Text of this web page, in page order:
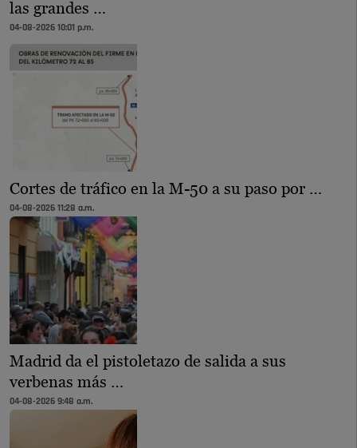
las grandes …
04-08-2026 10:01 p.m.
Cortes de tráfico en la M-50 a su paso por …
04-08-2026 11:28 a.m.
Madrid da el pistoletazo de salida a sus
verbenas más …
04-08-2026 9:48 a.m.